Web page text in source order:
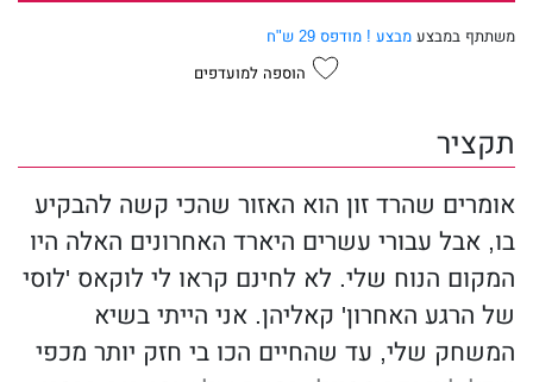
משתתף במבצע מבצע ! מודפס 29 ש"ח
הוספה למועדפים
תקציר
אומרים שהרד זון הוא האזור שהכי קשה להבקיע
בו, אבל עבורי עשרים היארד האחרונים האלה היו
המקום הנוח שלי. לא לחינם קראו לי לוקאס 'לוסי
של הרגע האחרון' קאליהן. אני הייתי בשיא
המשחק שלי, עד שהחיים הכו בי חזק יותר מכפי